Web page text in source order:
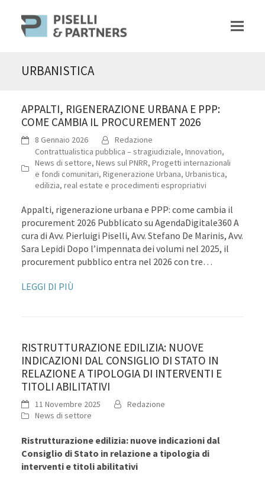
URBANISTICA
APPALTI, RIGENERAZIONE URBANA E PPP:
COME CAMBIA IL PROCUREMENT 2026
8 Gennaio 2026
Redazione
Contrattualistica pubblica – stragiudiziale, Innovation,
News di settore, News sul PNRR, Progetti internazionali
e fondi comunitari, Rigenerazione Urbana, Urbanistica,
edilizia, real estate e procedimenti espropriativi
Appalti, rigenerazione urbana e PPP: come cambia il
procurement 2026 Pubblicato su AgendaDigitale360 A
cura di Avv. Pierluigi Piselli, Avv. Stefano De Marinis, Avv.
Sara Lepidi Dopo l’impennata dei volumi nel 2025, il
procurement pubblico entra nel 2026 con tre…
LEGGI DI PIÙ
RISTRUTTURAZIONE EDILIZIA: NUOVE
INDICAZIONI DAL CONSIGLIO DI STATO IN
RELAZIONE A TIPOLOGIA DI INTERVENTI E
TITOLI ABILITATIVI
11 Novembre 2025
Redazione
News di settore
Ristrutturazione edilizia: nuove indicazioni dal
Consiglio di Stato in relazione a tipologia di
interventi e titoli abilitativi